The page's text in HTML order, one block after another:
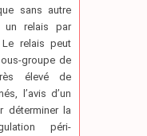
sans autre
un relais par
. Le relais peut
groupe de
élevé de
l’avis d’un
déterminer la
péri-